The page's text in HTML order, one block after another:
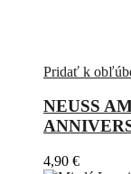
Pridať k
NEUSS
4,90 €